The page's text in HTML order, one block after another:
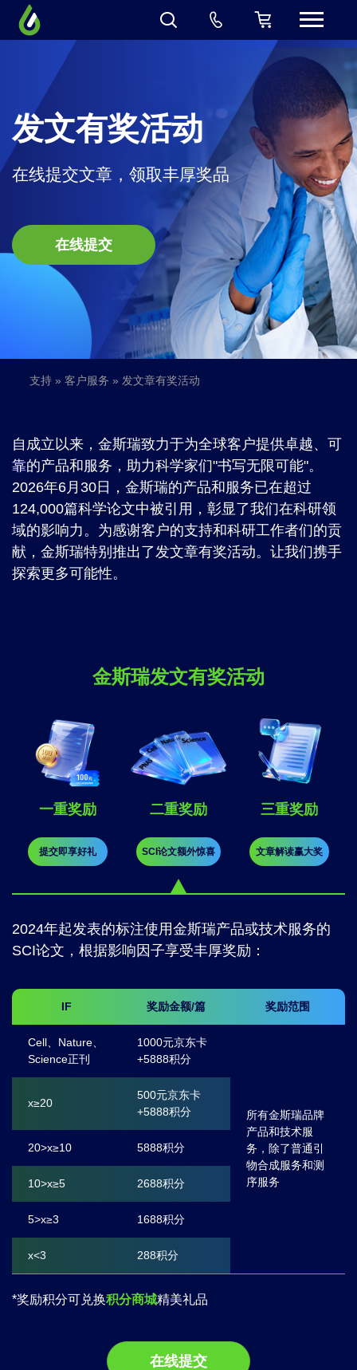
发文有奖活动
在线提交文章，领取丰厚奖品
在线提交
支持 »客户服务 » 发文章有奖活动
自成立以来，金斯瑞致力于为全球客户提供卓越、可
靠的产品和服务，助力科学家们"书写无限可能"。
2026年6月30日，金斯瑞的产品和服务已在超过
124,000篇科学论文中被引用，彰显了我们在科研领
域的影响力。为感谢客户的支持和科研工作者们的贡
献，金斯瑞特别推出了发文章有奖活动。让我们携手
探索更多可能性。
金斯瑞发文有奖活动
一重奖励
提交即享好礼
二重奖励
SCI论文额外惊喜
三重奖励
文章解读赢大奖
2024年起发表的标注使用金斯瑞产品或技术服务的
SCI论文，根据影响因子享受丰厚奖励：
IF 奖励金额/篇 奖励范围
Cell、Nature、
Science正刊
1000元京东卡
+5888积分
所有金斯瑞品牌
产品和技术服
务，除了普通引
物合成服务和测
序服务
x≥20
500元京东卡
+5888积分
20>x≥10 5888积分
10>x≥5 2688积分
5>x≥3 1688积分
x<3 288积分
*奖励积分可兑换积分商城精美礼品
在线提交